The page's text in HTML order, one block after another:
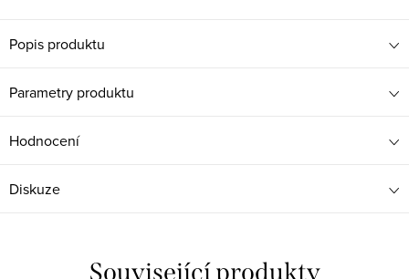
Popis produktu
Parametry produktu
Hodnocení
Diskuze
Související produkty